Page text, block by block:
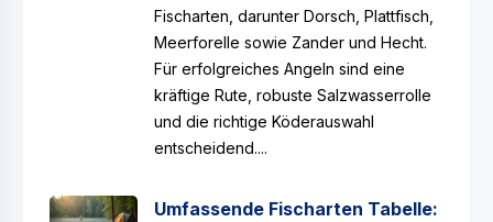
Fischarten, darunter Dorsch, Plattfisch,
Meerforelle sowie Zander und Hecht.
Für erfolgreiches Angeln sind eine
kräftige Rute, robuste Salzwasserrolle
und die richtige Köderauswahl
entscheidend....
Umfassende Fischarten Tabelle: